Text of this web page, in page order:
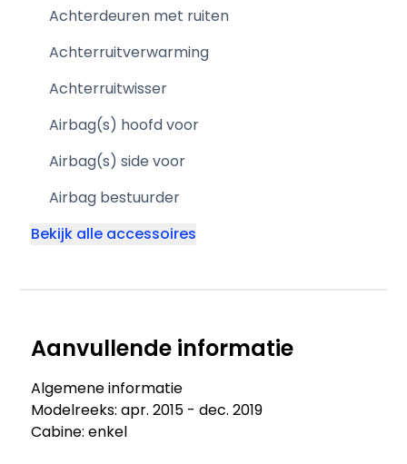
Achterdeuren met ruiten
Achterruitverwarming
Achterruitwisser
Airbag(s) hoofd voor
Airbag(s) side voor
Airbag bestuurder
Bekijk alle accessoires
Aanvullende informatie
Algemene informatie
Modelreeks: apr. 2015 - dec. 2019
Cabine: enkel